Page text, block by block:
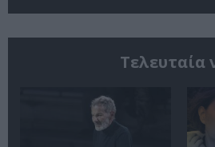
Τελευταία